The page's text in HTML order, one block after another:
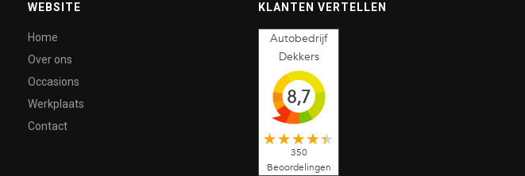
WEBSITE
Home
Over ons
Occasions
Werkplaats
Contact
KLANTEN VERTELLEN
Autobedrijf
Dekkers
8,7
350
Beoordelingen